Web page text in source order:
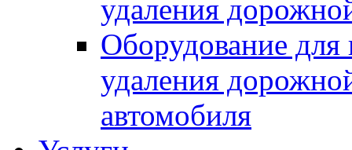
удаления
Оборудование для
удаления
автомобиля